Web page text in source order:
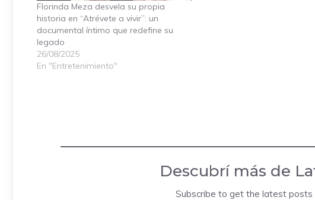
Florinda Meza desvela su propia
historia en “Atrévete a vivir”: un
documental íntimo que redefine su
legado
26/08/2025
En "Entretenimiento"
Descubrí más de
Subscribe to get the latest posts